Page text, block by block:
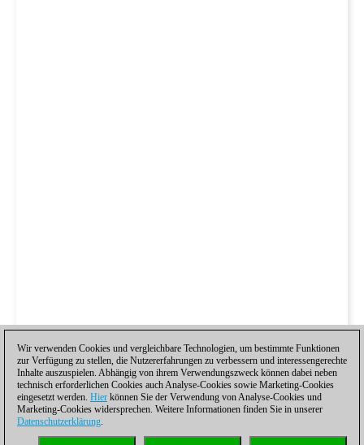
Wir verwenden Cookies und vergleichbare Technologien, um bestimmte Funktionen
zur Verfügung zu stellen, die Nutzererfahrungen zu verbessern und interessengerechte
Inhalte auszuspielen. Abhängig von ihrem Verwendungszweck können dabei neben
technisch erforderlichen Cookies auch Analyse-Cookies sowie Marketing-Cookies
eingesetzt werden. Hier können Sie der Verwendung von Analyse-Cookies und
Marketing-Cookies widersprechen. Weitere Informationen finden Sie in unserer
Datenschutzerklärung.